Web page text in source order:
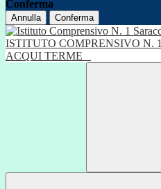
Conferma
Annulla Conferma
ISTITUTO COMPRENSIVO N. 1
ACQUI TERME